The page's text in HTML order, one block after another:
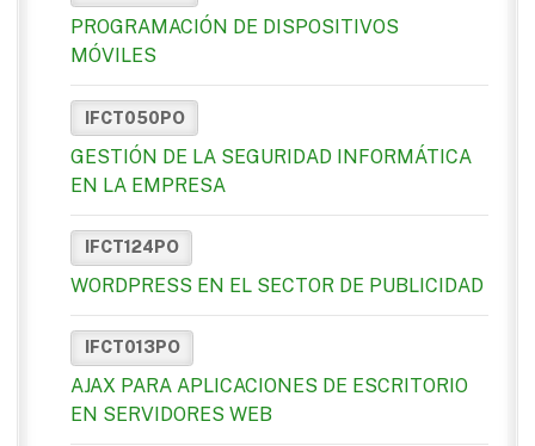
PROGRAMACIÓN DE DISPOSITIVOS
MÓVILES
IFCT050PO
GESTIÓN DE LA SEGURIDAD INFORMÁTICA
EN LA EMPRESA
IFCT124PO
WORDPRESS EN EL SECTOR DE PUBLICIDAD
IFCT013PO
AJAX PARA APLICACIONES DE ESCRITORIO
EN SERVIDORES WEB